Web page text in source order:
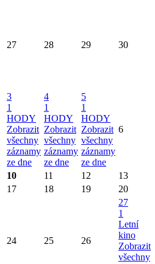
27 28 29 30
3
1
HODY
Zobrazit
všechny
záznamy
ze dne
4
1
HODY
Zobrazit
všechny
záznamy
ze dne
5
1
HODY
Zobrazit
všechny
záznamy
ze dne
6
10 11 12 13
17
18 19 20
24 25 26
27
1
Letní
kino
Zobrazit
všechny